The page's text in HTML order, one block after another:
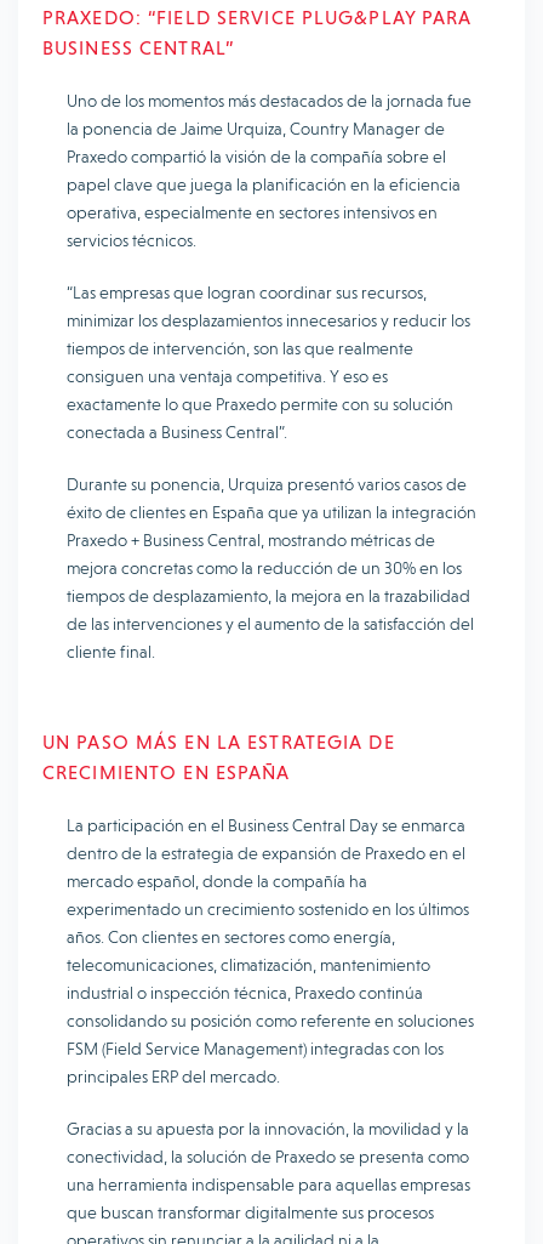
PRAXEDO: “FIELD SERVICE PLUG&PLAY PARA
BUSINESS CENTRAL”
Uno de los momentos más destacados de la jornada fue
la ponencia de Jaime Urquiza, Country Manager de
Praxedo compartió la visión de la compañía sobre el
papel clave que juega la planificación en la eficiencia
operativa, especialmente en sectores intensivos en
servicios técnicos.
“Las empresas que logran coordinar sus recursos,
minimizar los desplazamientos innecesarios y reducir los
tiempos de intervención, son las que realmente
consiguen una ventaja competitiva. Y eso es
exactamente lo que Praxedo permite con su solución
conectada a Business Central”.
Durante su ponencia, Urquiza presentó varios casos de
éxito de clientes en España que ya utilizan la integración
Praxedo + Business Central, mostrando métricas de
mejora concretas como la reducción de un 30% en los
tiempos de desplazamiento, la mejora en la trazabilidad
de las intervenciones y el aumento de la satisfacción del
cliente final.
UN PASO MÁS EN LA ESTRATEGIA DE
CRECIMIENTO EN ESPAÑA
La participación en el Business Central Day se enmarca
dentro de la estrategia de expansión de Praxedo en el
mercado español, donde la compañía ha
experimentado un crecimiento sostenido en los últimos
años. Con clientes en sectores como energía,
telecomunicaciones, climatización, mantenimiento
industrial o inspección técnica, Praxedo continúa
consolidando su posición como referente en soluciones
FSM (Field Service Management) integradas con los
principales ERP del mercado.
Gracias a su apuesta por la innovación, la movilidad y la
conectividad, la solución de Praxedo se presenta como
una herramienta indispensable para aquellas empresas
que buscan transformar digitalmente sus procesos